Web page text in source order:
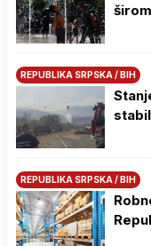
REPUBLIKA SRPSKA / BIH
REPUBLIKA SRPSKA / BIH